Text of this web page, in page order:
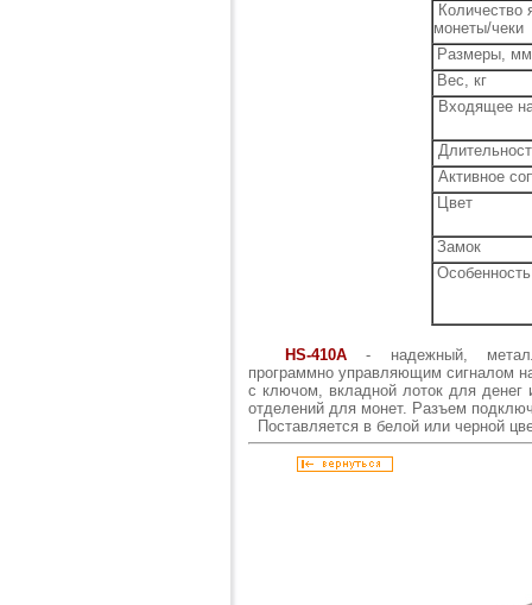
Количество
монеты/чеки
Размеры, мм
Вес, кг
Входящее
Активное
Цвет
Замок
Особенность
HS-410A- надежный,
программно управляющим сигналом
с ключом, вкладной лоток для денег
отделений для монет. Разъем
Поставляется в белой или черной